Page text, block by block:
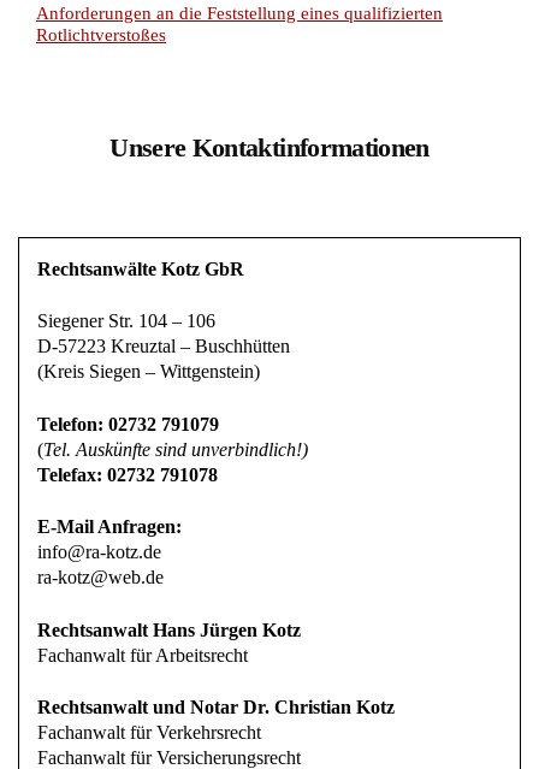
Anforderungen an die Feststellung eines qualifizierten
Rotlichtverstoßes
Unsere Kontaktinformationen
Rechtsanwälte Kotz GbR
Siegener Str. 104 – 106
D-57223 Kreuztal – Buschhütten
(Kreis Siegen – Wittgenstein)
Telefon: 02732 791079
(Tel. Auskünfte sind unverbindlich!)
Telefax: 02732 791078
E-Mail Anfragen:
info@ra-kotz.de
ra-kotz@web.de
Rechtsanwalt Hans Jürgen Kotz
Fachanwalt für Arbeitsrecht
Rechtsanwalt und Notar Dr. Christian Kotz
Fachanwalt für Verkehrsrecht
Fachanwalt für Versicherungsrecht